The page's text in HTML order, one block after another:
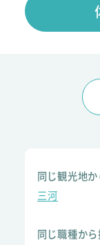
同じ観光地
三河
同じ職種か